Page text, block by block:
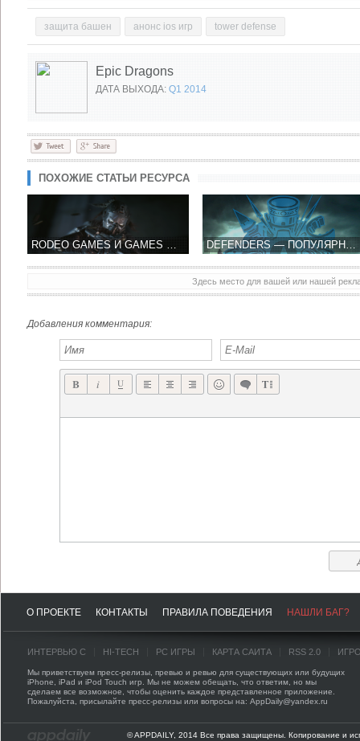
защита башен анонс ios игр tower defense
Epic Dragons
ДАТА ВЫХОДА: Q1 2014
ПОХОЖИЕ СТАТЬИ РЕСУРСА
RODEO GAMES И GAMES WORKSHOP ГОТОВЯТ ИГРУ НА UNREAL ENGINE 4 DEFENDERS ― ПОПУЛЯРНАЯ НА PC ИГРА ЖАНРА TOWER DEFENSE ТЕПЕРЬ И НА IOS
Здесь место для вашей или нашей
Добавления комментария:
О ПРОЕКТЕ КОНТАКТЫ ПРАВИЛА ПОВЕДЕНИЯ НАШЛИ БАГ?
ИНТЕРВЬЮ С HI-TECH PC ИГРЫ КАРТА САЙТА RSS 2.0
Мы приветствуем пресс-релизы, превью и ревью для существующих или будущих
iPhone, iPad и iPod Touch игр. Мы не можем обещать, что ответим, но мы
сделаем все возможное, чтобы оценить каждое представленное приложение.
Пожалуйста, присылайте пресс-релизы или вопросы на: AppDaily@yandex.ru
© APPDAILY, 2014 Все права защищены. Копирование и